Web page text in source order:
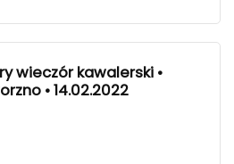
wieczór kawalerski •
• 14.02.2022